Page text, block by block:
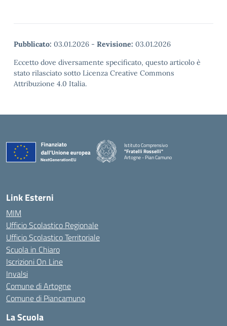
Pubblicato: 03.01.2026 - Revisione: 03.01.2026
Eccetto dove diversamente specificato, questo articolo è
stato rilasciato sotto Licenza Creative Commons
Attribuzione 4.0 Italia.
Istituto Comprensivo
"Fratelli Rosselli"
Artogne - Pian Camuno
— Visita la pagina iniziale della scuola
Link Esterni
MIM
Ufficio Scolastico Regionale
Ufficio Scolastico Territoriale
Scuola in Chiaro
Iscrizioni On Line
Invalsi
Comune di Artogne
Comune di Piancamuno
La Scuola